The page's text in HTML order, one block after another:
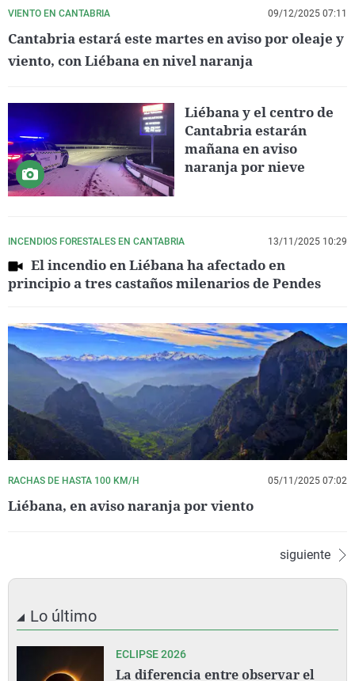
VIENTO EN CANTABRIA 09/12/2025 07:11
Cantabria estará este martes en aviso por oleaje y
viento, con Liébana en nivel naranja
Liébana y el centro de
Cantabria estarán
mañana en aviso
naranja por nieve
INCENDIOS FORESTALES EN CANTABRIA 13/11/2025 10:29
El incendio en Liébana ha afectado en
principio a tres castaños milenarios de Pendes
RACHAS DE HASTA 100 KM/H 05/11/2025 07:02
Liébana, en aviso naranja por viento
siguiente
Lo último
ECLIPSE 2026
La diferencia entre observar el